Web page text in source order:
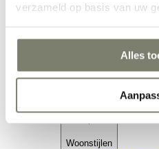
verzameld op basis van uw
Alles
Inspiratie
Inspiratie
Woonstijlen
Woonstijlen